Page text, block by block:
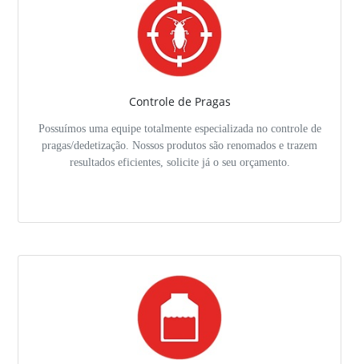
Controle de Pragas
Possuímos uma equipe totalmente especializada no controle de
pragas/dedetização. Nossos produtos são renomados e trazem
resultados eficientes, solicite já o seu orçamento.